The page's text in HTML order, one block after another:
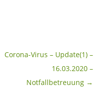
Corona-Virus – Update(1) –
16.03.2020 –
Notfallbetreuung →